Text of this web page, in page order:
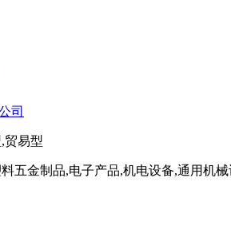
司
贸易型
五金制品,电子产品,机电设备,通用机